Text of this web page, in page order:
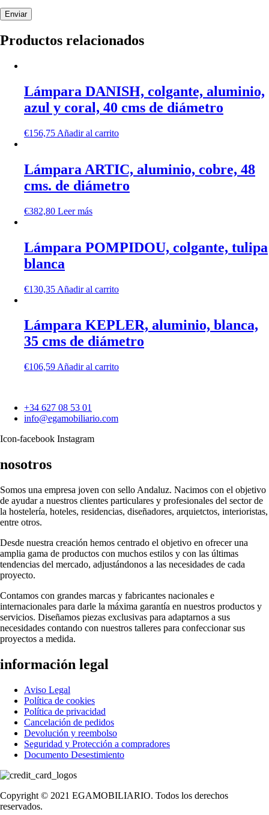
Productos relacionados
Lámpara DANISH, colgante, aluminio,
azul y coral, 40 cms de diámetro
€156,75 Añadir al carrito
Lámpara ARTIC, aluminio, cobre, 48
cms. de diámetro
€382,80 Leer más
Lámpara POMPIDOU, colgante, tulipa
blanca
€130,35 Añadir al carrito
Lámpara KEPLER, aluminio, blanca,
35 cms de diámetro
€106,59 Añadir al carrito
+34 627 08 53 01
info@egamobiliario.com
Icon-facebook Instagram
nosotros
Somos una empresa joven con sello Andaluz. Nacimos con el objetivo
de ayudar a nuestros clientes particulares y profesionales del sector de
la hostelería, hoteles, residencias, diseñadores, arquietctos, interioristas,
entre otros.
Desde nuestra creación hemos centrado el objetivo en ofrecer una
amplia gama de productos con muchos estilos y con las últimas
tendencias del mercado, adjustándonos a las necesidades de cada
proyecto.
Contamos con grandes marcas y fabricantes nacionales e
internacionales para darle la máxima garantía en nuestros productos y
servicios. Diseñamos piezas exclusivas para adaptarnos a sus
necesidades contando con nuestros talleres para confeccionar sus
proyectos a medida.
información legal
Aviso Legal
Política de cookies
Política de privacidad
Cancelación de pedidos
Devolución y reembolso
Seguridad y Protección a compradores
Documento Desestimiento
Copyright © 2021 EGAMOBILIARIO. Todos los derechos
reservados.